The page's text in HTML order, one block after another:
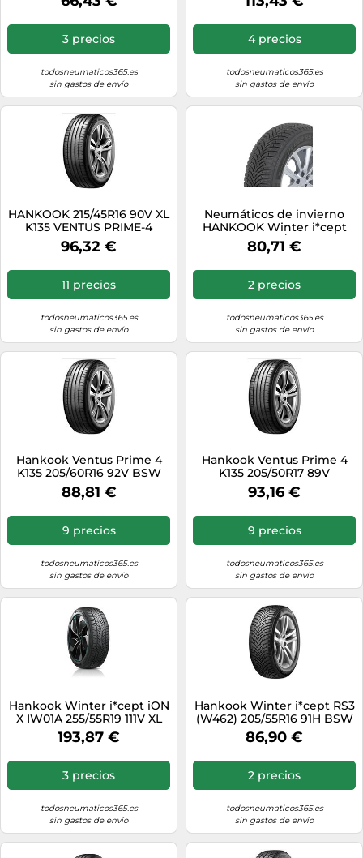
3 precios
todosneumaticos365.es
sin gastos de envío
XL 101W
4 precios
todosneumaticos365.es
sin gastos de envío
HANKOOK 215/45R16 90V XL
K135 VENTUS PRIME-4
96,32 €
11 precios
todosneumaticos365.es
sin gastos de envío
Neumáticos de invierno
HANKOOK Winter i*cept
RS2 W452 175/80R14 88T
80,71 €
2 precios
todosneumaticos365.es
sin gastos de envío
Hankook Ventus Prime 4
K135 205/60R16 92V BSW
88,81 €
9 precios
todosneumaticos365.es
sin gastos de envío
Hankook Ventus Prime 4
K135 205/50R17 89V
93,16 €
9 precios
todosneumaticos365.es
sin gastos de envío
Hankook Winter i*cept iON
X IW01A 255/55R19 111V XL
BSW M+S 3PMSF
193,87 €
3 precios
todosneumaticos365.es
sin gastos de envío
Hankook Winter i*cept RS3
(W462) 205/55R16 91H BSW
3PMSF
86,90 €
2 precios
todosneumaticos365.es
sin gastos de envío